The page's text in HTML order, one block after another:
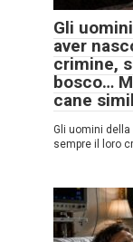
Gli
aver
crimine,
bosco…
cane
Gli uomini
sempre il loro